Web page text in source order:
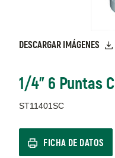
DESCARGAR IMÁGENES
1/4" 6 Puntas
ST11401SC
FICHA DE DATOS